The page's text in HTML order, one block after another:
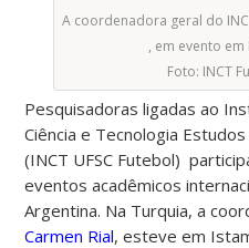
A coordenadora geral do
, em evento em
Foto: INCT
Pesquisadoras ligadas ao
Ciência e Tecnologia
(INCT UFSC Futebol)
eventos acadêmicos
Argentina. Na Turquia, a
Carmen Rial, esteve em